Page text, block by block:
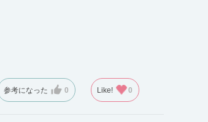
参考になった 0 Like! 0